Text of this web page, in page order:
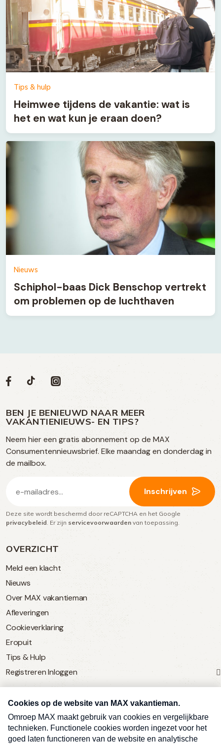
Tips & hulp
Heimwee tijdens de vakantie: wat is
het en wat kun je eraan doen?
Nieuws
Schiphol-baas Dick Benschop vertrekt
om problemen op de luchthaven
OVERZICHT
Meld een klacht
Nieuws
Over MAX vakantieman
Afleveringen
Cookieverklaring
Eropuit
Tips & Hulp
Registreren Inloggen
SERVICE
Over Omroep MAX
MAX Vandaag
Volg
op
social
media
Social
Volg
op
Facebook
Volg
op
TikTok
Volg
op
Instagram
BEN JE BENIEUWD NAAR MEER
VAKANTIENIEUWS- EN TIPS?
Neem hier een gratis abonnement op de MAX
Consumentennieuwsbrief. Elke maandag en donderdag in
de mailbox.
mailadres
(Vereist)
Inschrijven
Deze site wordt beschermd door reCAPTCHA en het Google
privacybeleid . Er zijn servicevoorwaarden van toepassing.